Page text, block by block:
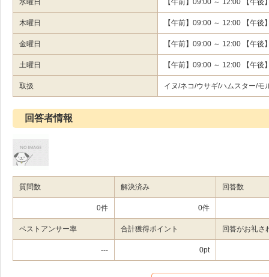
水曜日 【午前】09:00 ～ 12:00 【午後
木曜日 【午前】09:00 ～ 12:00 【午後
金曜日 【午前】09:00 ～ 12:00 【午後
土曜日 【午前】09:00 ～ 12:00 【午後
取扱 イヌ/ネコ/ウサギ/ハムスター/モ
回答者情報
質問数 解決済み 回答数
0件 0件
ベストアンサー率 合計獲得ポイント 回答がお礼さ
--- 0pt